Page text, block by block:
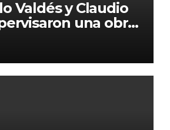
Valdés y Claudio
una obra
beneficiará a más
vecinos